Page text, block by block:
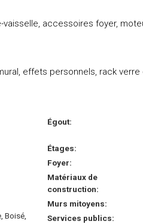
vaisselle, accessoires foyer,
effets personnels, rack verre
Boisé,
Égout:
Étages:
Foyer:
Matériaux de
construction:
Murs mitoyens:
Services publics: